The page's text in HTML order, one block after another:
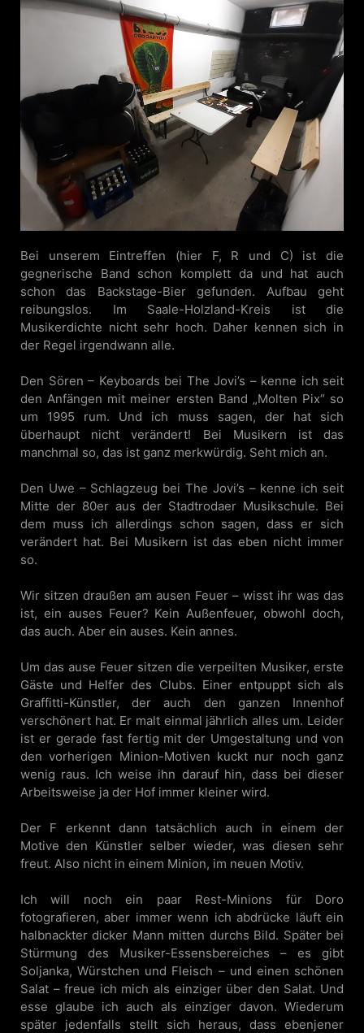
Bei unserem Eintreffen (hier F, R und C) ist die
gegnerische Band schon komplett da und hat auch
schon das Backstage-Bier gefunden. Aufbau geht
reibungslos. Im Saale-Holzland-Kreis ist die
Musikerdichte nicht sehr hoch. Daher kennen sich in
der Regel irgendwann alle.
Den Sören – Keyboards bei The Jovi’s – kenne ich seit
den Anfängen mit meiner ersten Band „Molten Pix“ so
um 1995 rum. Und ich muss sagen, der hat sich
überhaupt nicht verändert! Bei Musikern ist das
manchmal so, das ist ganz merkwürdig. Seht mich an.
Den Uwe – Schlagzeug bei The Jovi’s – kenne ich seit
Mitte der 80er aus der Stadtrodaer Musikschule. Bei
dem muss ich allerdings schon sagen, dass er sich
verändert hat. Bei Musikern ist das eben nicht immer
so.
Wir sitzen draußen am ausen Feuer – wisst ihr was das
ist, ein auses Feuer? Kein Außenfeuer, obwohl doch,
das auch. Aber ein auses. Kein annes.
Um das ause Feuer sitzen die verpeilten Musiker, erste
Gäste und Helfer des Clubs. Einer entpuppt sich als
Graffitti-Künstler, der auch den ganzen Innenhof
verschönert hat. Er malt einmal jährlich alles um. Leider
ist er gerade fast fertig mit der Umgestaltung und von
den vorherigen Minion-Motiven kuckt nur noch ganz
wenig raus. Ich weise ihn darauf hin, dass bei dieser
Arbeitsweise ja der Hof immer kleiner wird.
Der F erkennt dann tatsächlich auch in einem der
Motive den Künstler selber wieder, was diesen sehr
freut. Also nicht in einem Minion, im neuen Motiv.
Ich will noch ein paar Rest-Minions für Doro
fotografieren, aber immer wenn ich abdrücke läuft ein
halbnackter dicker Mann mitten durchs Bild. Später bei
Stürmung des Musiker-Essensbereiches – es gibt
Soljanka, Würstchen und Fleisch – und einen schönen
Salat – freue ich mich als einziger über den Salat. Und
esse glaube ich auch als einziger davon. Wiederum
später jedenfalls stellt sich heraus, dass ebenjener